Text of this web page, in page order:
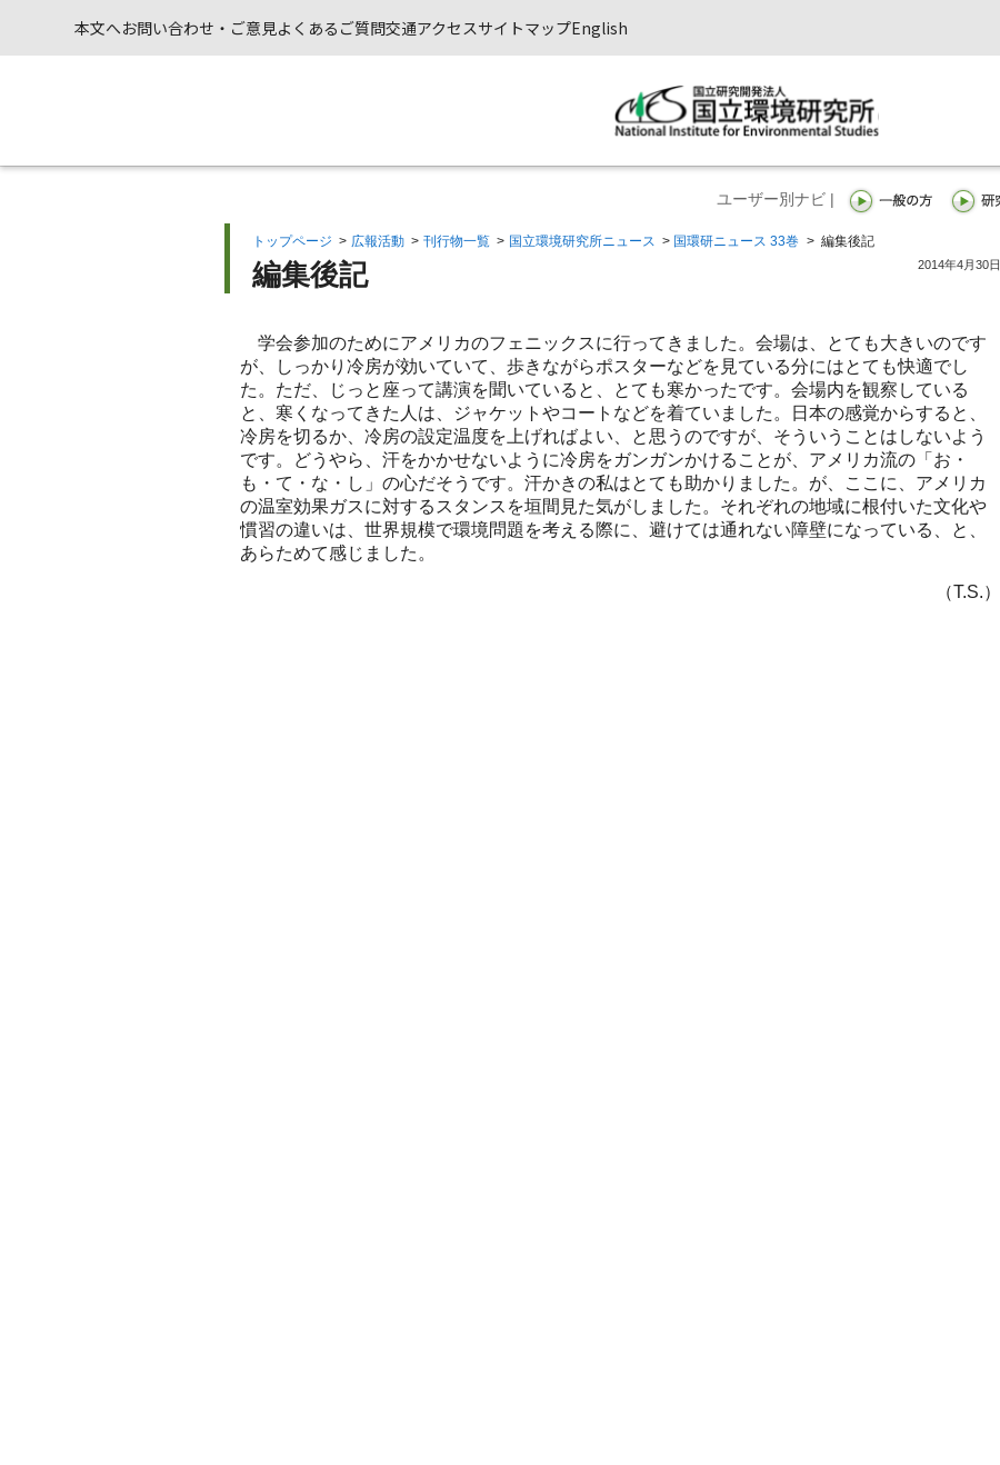
本文へお問い合わせ・ご意見よくあるご質問交通アクセスサイトマップEnglish
ユーザー別ナビ |
トップページ > 広報活動 > 刊行物一覧 > 国立環境研究所ニュース > 国環研ニュース 33巻 > 編集後記
2014年4月30日
編集後記
学会参加のためにアメリカのフェニックスに行ってきました。会場は、とても大きいのです
が、しっかり冷房が効いていて、歩きながらポスターなどを見ている分にはとても快適でし
た。ただ、じっと座って講演を聞いていると、とても寒かったです。会場内を観察している
と、寒くなってきた人は、ジャケットやコートなどを着ていました。日本の感覚からすると、
冷房を切るか、冷房の設定温度を上げればよい、と思うのですが、そういうことはしないよう
です。どうやら、汗をかかせないように冷房をガンガンかけることが、アメリカ流の「お・
も・て・な・し」の心だそうです。汗かきの私はとても助かりました。が、ここに、アメリカ
の温室効果ガスに対するスタンスを垣間見た気がしました。それぞれの地域に根付いた文化や
慣習の違いは、世界規模で環境問題を考える際に、避けては通れない障壁になっている、と、
あらためて感じました。
（T.S.）